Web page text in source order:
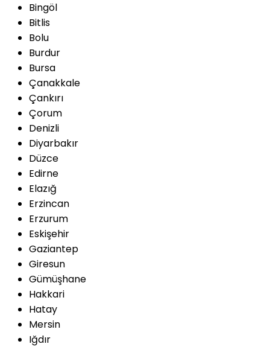
Bingöl
Bitlis
Bolu
Burdur
Bursa
Çanakkale
Çankırı
Çorum
Denizli
Diyarbakır
Düzce
Edirne
Elazığ
Erzincan
Erzurum
Eskişehir
Gaziantep
Giresun
Gümüşhane
Hakkari
Hatay
Mersin
Iğdır